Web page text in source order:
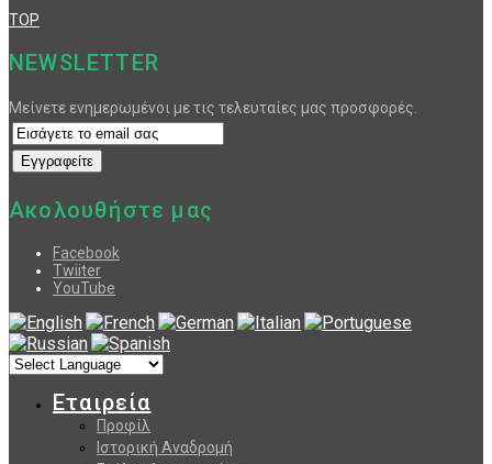
TOP
NEWSLETTER
Μείνετε ενημερωμένοι με τις τελευταίες μας προσφορές.
Ακολουθήστε μας
Facebook
Twiiter
YouTube
Εταιρεία
Προφίλ
Ιστορική Αναδρομή